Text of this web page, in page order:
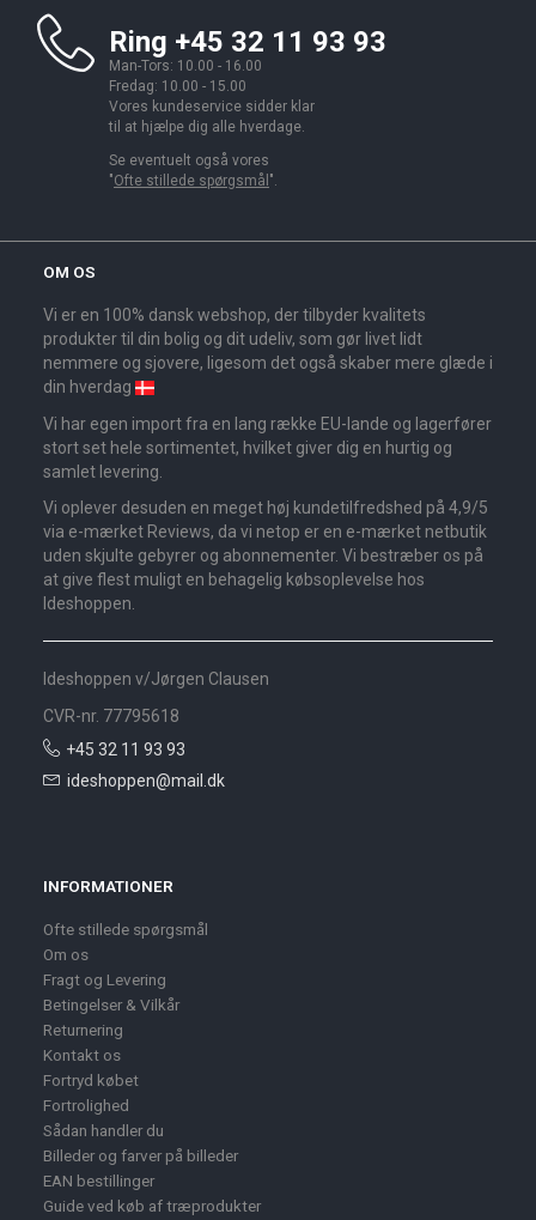
Ring +45 32 11 93 93
Man-Tors: 10.00 - 16.00
Fredag: 10.00 - 15.00
Vores kundeservice sidder klar
til at hjælpe dig alle hverdage.
Se eventuelt også vores
"Ofte stillede spørgsmål ".
OM OS
Vi er en 100% dansk webshop, der tilbyder kvalitets
produkter til din bolig og dit udeliv, som gør livet lidt
nemmere og sjovere, ligesom det også skaber mere glæde i
din hverdag
Vi har egen import fra en lang række EU-lande og lagerfører
stort set hele sortimentet, hvilket giver dig en hurtig og
samlet levering.
Vi oplever desuden en meget høj kundetilfredshed på 4,9/5
via e-mærket Reviews, da vi netop er en e-mærket netbutik
uden skjulte gebyrer og abonnementer. Vi bestræber os på
at give flest muligt en behagelig købsoplevelse hos
Ideshoppen.
Ideshoppen v/Jørgen Clausen
CVR-nr. 77795618
+45 32 11 93 93
ideshoppen@mail.dk
INFORMATIONER
Ofte stillede spørgsmål
Om os
Fragt og Levering
Betingelser & Vilkår
Returnering
Kontakt os
Fortryd købet
Fortrolighed
Sådan handler du
Billeder og farver på billeder
EAN bestillinger
Guide ved køb af træprodukter